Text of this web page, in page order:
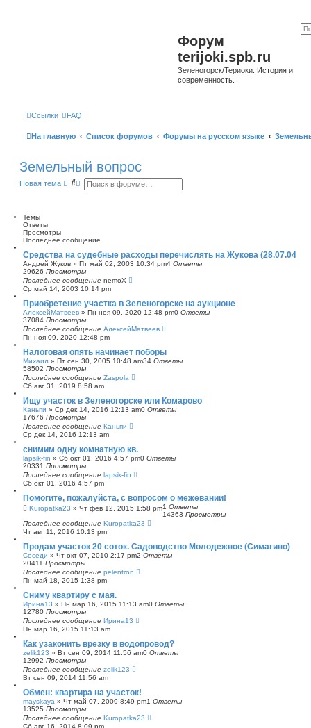
Форум
terijoki.spb.ru
Зеленогорск/Териоки. История и
современность.
Ссылки FAQ
На главную Список форумов Форумы на русском языке
Земельный вопрос
Новая тема
П Р
н
ы
й
п
о
и
к
Темы
Ответы
Просмотры
Последнее сообщение
Средства на судебные расходы перечислять на Жукова (28.07.04
Андрей Жуков » Пт май 02, 2003 10:34 pm4 Ответы
29626 Просмотры
Последнее сообщение nemoX
Ср май 14, 2003 10:14 pm
Приобретение участка в Зеленогорске на аукционе
АлексейМатвеев » Пн ноя 09, 2020 12:48 pm0 Ответы
37084 Просмотры
Последнее сообщение АлексейМатвеев
Пн ноя 09, 2020 12:48 pm
Налоговая опять начинает поборы
Михаил » Пт сен 30, 2005 10:48 am34 Ответы
58502 Просмотры
Последнее сообщение Zaspola
Сб авг 31, 2019 8:58 am
Ищу участок в Зеленогорске или Комарово
Каньпи » Ср дек 14, 2016 12:13 am0 Ответы
17676 Просмотры
Последнее сообщение Каньпи
Ср дек 14, 2016 12:13 am
снимим одну комнатную кв.
lapsik-fin » Сб окт 01, 2016 4:57 pm0 Ответы
20331 Просмотры
Последнее сообщение lapsik-fin
Сб окт 01, 2016 4:57 pm
Помогите, пожалуйста, с вопросом о межевании!
Kuropatka23 » Чт фев 12, 2015 1:58 pm1 Ответы
14363 Просмотры
Последнее сообщение Kuropatka23
Чт авг 11, 2016 10:13 pm
Продам участок 20 соток. Садоводство Молодежное (Симагино)
Соседи » Чт окт 07, 2010 2:17 pm2 Ответы
20411 Просмотры
Последнее сообщение pelentron
Пн май 18, 2015 1:38 pm
Сниму квартиру с мая.
Ирина13 » Пн мар 16, 2015 11:13 am0 Ответы
12780 Просмотры
Последнее сообщение Ирина13
Пн мар 16, 2015 11:13 am
Как узаконить врезку в водопровод?
zelik123 » Вт сен 09, 2014 11:56 am0 Ответы
12992 Просмотры
Последнее сообщение zelik123
Вт сен 09, 2014 11:56 am
Обмен: квартира на участок!
mayskaya » Чт май 07, 2009 8:49 pm1 Ответы
13525 Просмотры
Последнее сообщение Kuropatka23
Сб авг 16, 2014 8:09 pm